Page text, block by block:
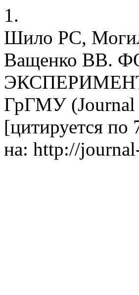
1.
Шило РС,
Ващенко ВВ.
ГрГМУ (Journal
[цитируется по
на: http://